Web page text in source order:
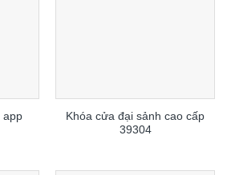
app
Khóa cửa đại sảnh cao cấp
39304